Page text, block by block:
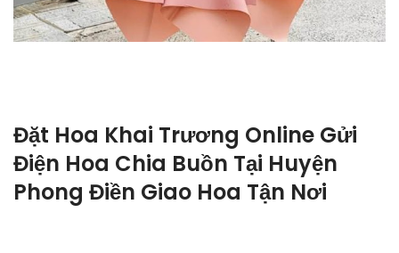
Đặt Hoa Khai Trương Online Gửi
Điện Hoa Chia Buồn Tại Huyện
Phong Điền Giao Hoa Tận Nơi